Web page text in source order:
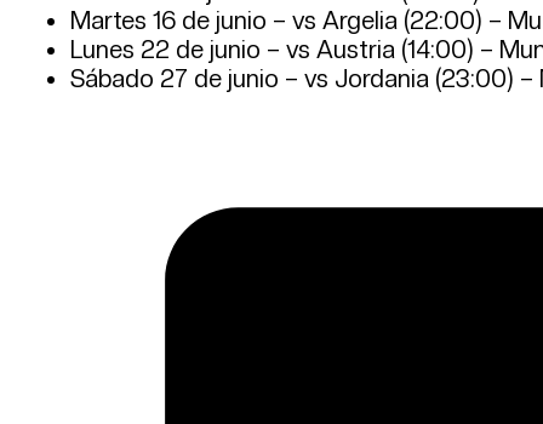
Martes 16 de junio – vs Argelia (22:00) –
Lunes 22 de junio – vs Austria (14:00) –
Sábado 27 de junio – vs Jordania (23:00)